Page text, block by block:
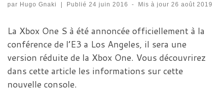
par Hugo Gnaki Publié 24 juin 2016 - Mis à jour26 août 2019
La Xbox One S à été annoncée officiellement à la
conférence de l’E3 a Los Angeles, il sera une
version réduite de la Xbox One. Vous découvrirez
dans cette article les informations sur cette
nouvelle console.